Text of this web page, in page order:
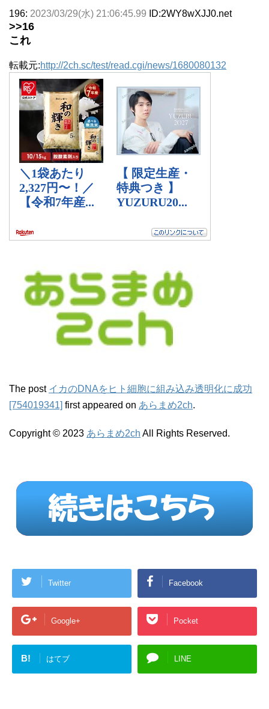
196: 2023/03/29(水) 21:06:45.99 ID:2WY8wXJJ0.net
>>16
これ
転載元:http://2ch.sc/test/read.cgi/news/1680080132
The post イカのDNAをヒト細胞に組み込み透明化に成功
[754019341] first appeared on あらまめ2ch.
Copyright © 2023 あらまめ2ch All Rights Reserved.
Twitter Facebook
Google+ Pocket
B! はてブ LINE